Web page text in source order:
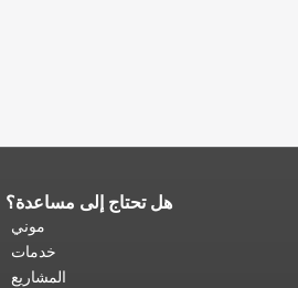
هل تحتاج إلى مساعدة؟
موني
خدمات
المشاريع